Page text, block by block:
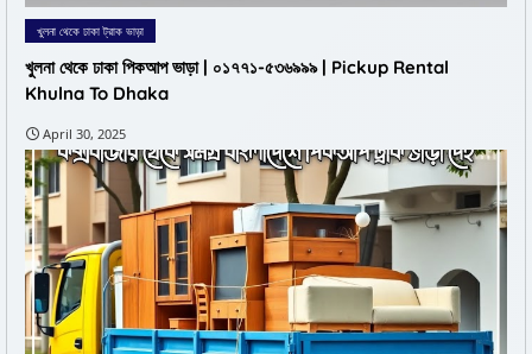
খুলনা থেকে ঢাকা ট্রাক ভাড়া
খুলনা থেকে ঢাকা পিকআপ ভাড়া | ০১৭৭১-৫৩৬৯৯৯ | Pickup Rental
Khulna To Dhaka
April 30, 2025